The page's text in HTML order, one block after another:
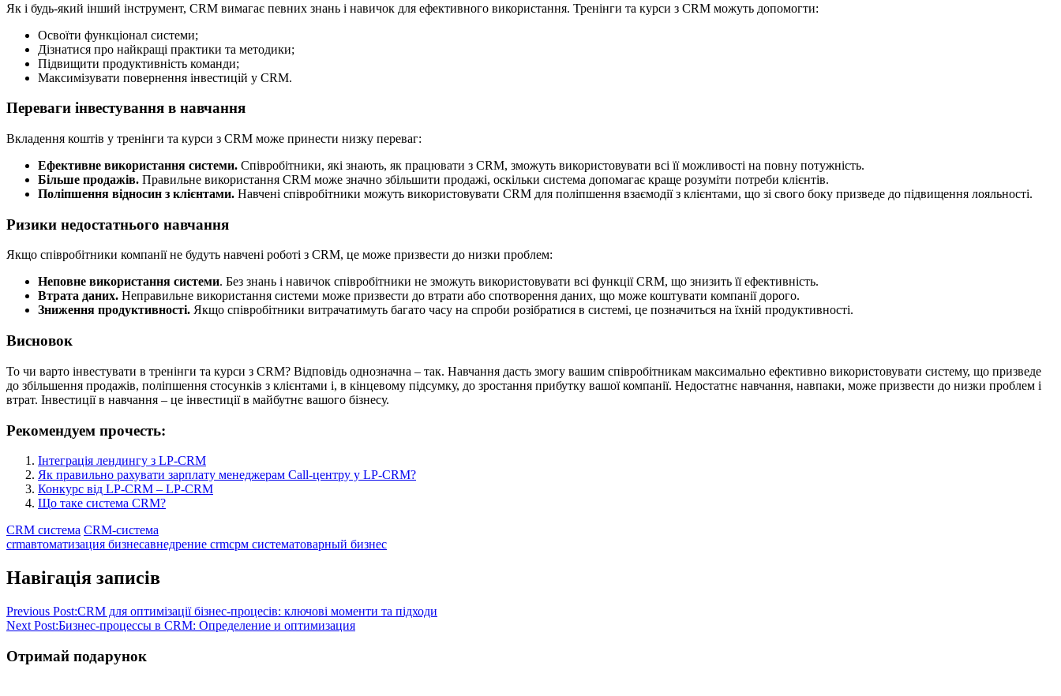
Як і будь-який інший інструмент, CRM вимагає певних знань і навичок для ефективного використання. Тренінги та курси з CRM можуть допомогти:
Освоїти функціонал системи;
Дізнатися про найкращі практики та методики;
Підвищити продуктивність команди;
Максимізувати повернення інвестицій у CRM.
Переваги інвестування в навчання
Вкладення коштів у тренінги та курси з CRM може принести низку переваг:
Ефективне використання системи. Співробітники, які знають, як працювати з CRM, зможуть використовувати всі її можливості на повну потужність.
Більше продажів. Правильне використання CRM може значно збільшити продажі, оскільки система допомагає краще розуміти потреби клієнтів.
Поліпшення відносин з клієнтами. Навчені співробітники можуть використовувати CRM для поліпшення взаємодії з клієнтами, що зі свого боку призведе до підвищення лояльності.
Ризики недостатнього навчання
Якщо співробітники компанії не будуть навчені роботі з CRM, це може призвести до низки проблем:
Неповне використання системи. Без знань і навичок співробітники не зможуть використовувати всі функції CRM, що знизить її ефективність.
Втрата даних. Неправильне використання системи може призвести до втрати або спотворення даних, що може коштувати компанії дорого.
Зниження продуктивності. Якщо співробітники витрачатимуть багато часу на спроби розібратися в системі, це позначиться на їхній продуктивності.
Висновок
То чи варто інвестувати в тренінги та курси з CRM? Відповідь однозначна – так. Навчання дасть змогу вашим співробітникам максимально ефективно використовувати систему, що призведе
до збільшення продажів, поліпшення стосунків з клієнтами і, в кінцевому підсумку, до зростання прибутку вашої компанії. Недостатнє навчання, навпаки, може призвести до низки проблем і
втрат. Інвестиції в навчання – це інвестиції в майбутнє вашого бізнесу.
Рекомендуем прочесть:
Інтеграція лендингу з LP-CRM
Як правильно рахувати зарплату менеджерам Call-центру у LP-CRM?
Конкурс від LP-CRM – LP-CRM
Що таке система CRM?
CRM система CRM-система
crmавтоматизация бизнесавнедрение crmсрм систематоварный бизнес
Навігація записів
Previous Post:CRM для оптимізації бізнес-процесів: ключові моменти та підходи
Next Post:Бизнес-процессы в CRM: Определение и оптимизация
Отримай подарунок